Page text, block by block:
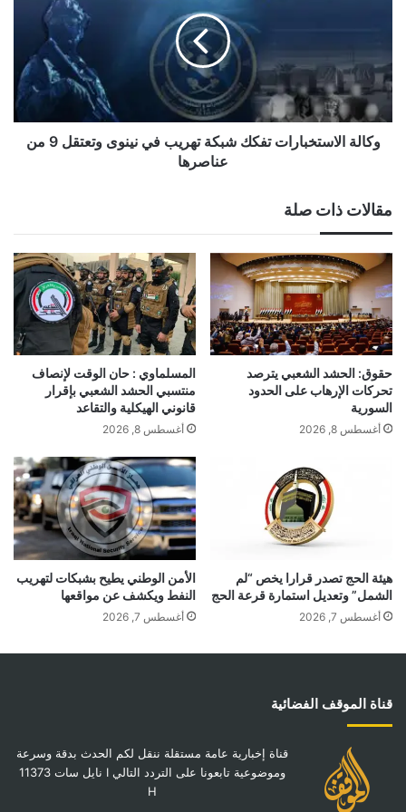
في
نينوى
وتعتقل
9
من
وكالة الاستخبارات تفكك شبكة تهريب في نينوى وتعتقل 9 من
عناصرها
مقالات ذات صلة
حقوق: الحشد الشعبي يترصد
تحركات الإرهاب على الحدود
السورية
أغسطس 8, 2026
المسلماوي : حان الوقت لإنصاف
منتسبي الحشد الشعبي بإقرار
قانوني الهيكلية والتقاعد
أغسطس 8, 2026
هيئة الحج تصدر قرارا يخص “لم
الشمل” وتعديل استمارة قرعة الحج
أغسطس 7, 2026
الأمن الوطني يطيح بشبكات لتهريب
النفط ويكشف عن مواقعها
أغسطس 7, 2026
قناة الموقف الفضائية
قناة إخبارية عامة مستقلة ننقل لكم الحدث بدقة وسرعة
وموضوعية تابعونا على التردد التالي I نايل سات 11373
H